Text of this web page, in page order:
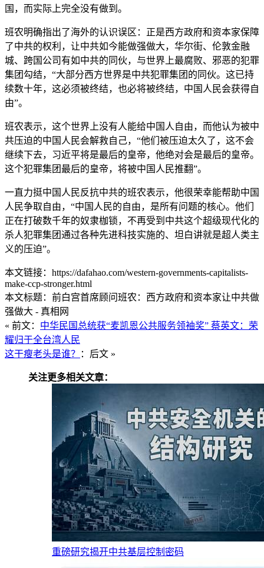
国，而实际上完全没有做到。
班农明确指出了海外的认识误区：正是西方政府和资本家保障
了中共的权利，让中共如今能做强做大，华尔街、伦敦金融
城、跨国公司有如中共的同伙，与世界上最腐败、邪恶的犯罪
集团勾结，“大部分西方世界是中共犯罪集团的同伙。这已持
续数十年，这必须被终结，也必将被终结，中国人民会获得自
由”。
班农表示，这个世界上没有人能给中国人自由，而他认为被中
共压迫的中国人民会解救自己，“他们被压迫太久了，这不会
继续下去，习近平将是最后的皇帝，他绝对会是最后的皇帝。
这个犯罪集团最后的皇帝，将被中国人民推翻”。
一直力挺中国人民反抗中共的班农表示，他很荣幸能帮助中国
人民争取自由，“中国人民的自由，是所有问题的核心。他们
正在打破数千年的奴隶枷锁，不再受到中共这个超级现代化的
杀人犯罪集团通过各种先进科技实施的、坦白讲就是超人类主
义的压迫”。
本文链接：https://dafahao.com/western-governments-capitalists-
make-ccp-stronger.html
本文标题：前白宫首席顾问班农：西方政府和资本家让中共做
强做大 - 真相网
« 前文： 中华民国总统获“麦凯恩公共服务领袖奖” 蔡英文：荣
耀归于全台湾人民
这干瘦老头是谁？
：后文 »
关注更多相关文章：
重磅研究揭开中共基层控制密码